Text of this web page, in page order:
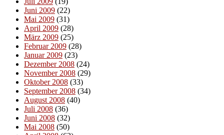
Juni 2009 (22)
Mai 2009 (31)
April 2009 (28)
März 2009 (25)
Februar 2009 (28)
Januar 2009 (23)
Dezember 2008 (24)
November 2008 (29)
Oktober 2008 (33)
September 2008 (34)
August 2008 (40)
Juli 2008 (36)
Juni 2008 (32)
Mai 2008 (50)